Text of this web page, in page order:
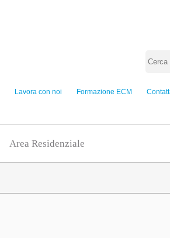
Lavora con noi Formazione ECM
Area Residenziale